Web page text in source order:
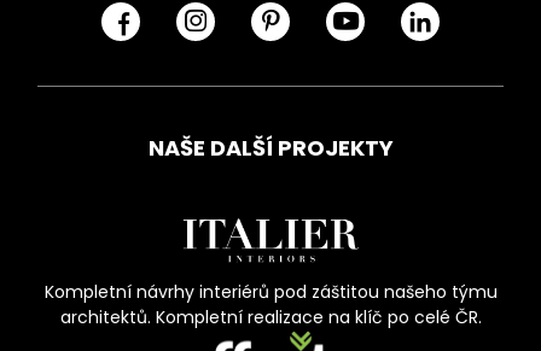
NAŠE DALŠÍ PROJEKTY
Kompletní návrhy interiérů pod záštitou našeho týmu
architektů. Kompletní realizace na klíč po celé ČR.